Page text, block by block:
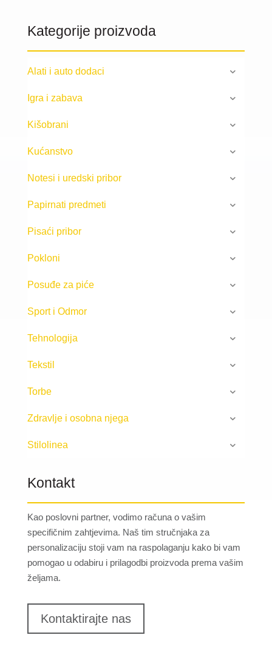
Kategorije proizvoda
Alati i auto dodaci
Igra i zabava
Kišobrani
Kućanstvo
Notesi i uredski pribor
Papirnati predmeti
Pisaći pribor
Pokloni
Posuđe za piće
Sport i Odmor
Tehnologija
Tekstil
Torbe
Zdravlje i osobna njega
Stilolinea
Kontakt
Kao poslovni partner, vodimo računa o vašim
specifičnim zahtjevima. Naš tim stručnjaka za
personalizaciju stoji vam na raspolaganju kako bi vam
pomogao u odabiru i prilagodbi proizvoda prema vašim
željama.
Kontaktirajte nas